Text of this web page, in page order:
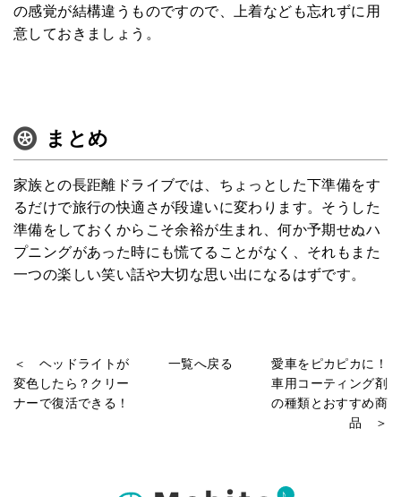
の感覚が結構違うものですので、上着なども忘れずに用
意しておきましょう。
まとめ
家族との長距離ドライブでは、ちょっとした下準備をす
るだけで旅行の快適さが段違いに変わります。そうした
準備をしておくからこそ余裕が生まれ、何か予期せぬハ
プニングがあった時にも慌てることがなく、それもまた
一つの楽しい笑い話や大切な思い出になるはずです。
＜ ヘッドライトが
変色したら？クリー
ナーで復活できる！
一覧へ戻る
愛車をピカピカに！
車用コーティング剤
の種類とおすすめ商
品 ＞